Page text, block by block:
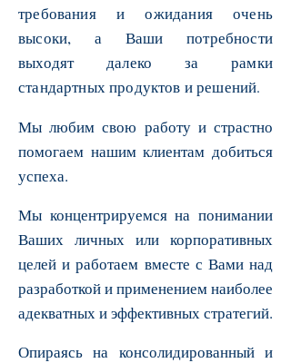
требования и ожидания очень
высоки, а Ваши потребности
выходят далеко за рамки
стандартных продуктов и решений.
Мы любим свою работу и страстно
помогаем нашим клиентам добиться
успеха.
Мы концентрируемся на понимании
Ваших личных или корпоративных
целей и работаем вместе с Вами над
разработкой и применением наиболее
адекватных и эффективных стратегий.
Опираясь на консолидированный и